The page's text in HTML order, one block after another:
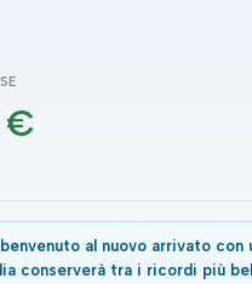
€
al nuovo arrivato con
conserverà tra i ricordi più